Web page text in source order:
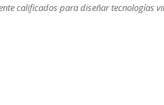
calificados para diseñar tecnologías